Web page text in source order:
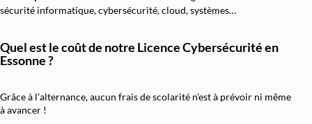
sécurité informatique, cybersécurité, cloud, systèmes…
Quel est le coût de notre Licence Cybersécurité en
Essonne ?
Grâce à l'alternance, aucun frais de scolarité n'est à prévoir ni même
à avancer !